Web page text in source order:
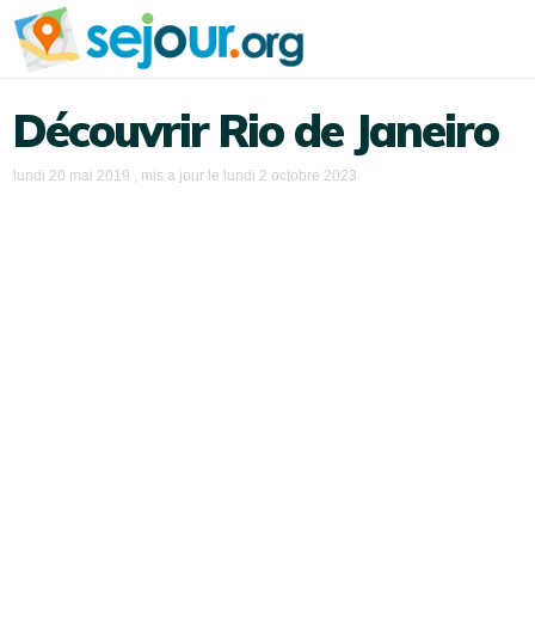
Découvrir Rio de Janeiro
lundi 20 mai 2019 , mis a jour le lundi 2 octobre 2023